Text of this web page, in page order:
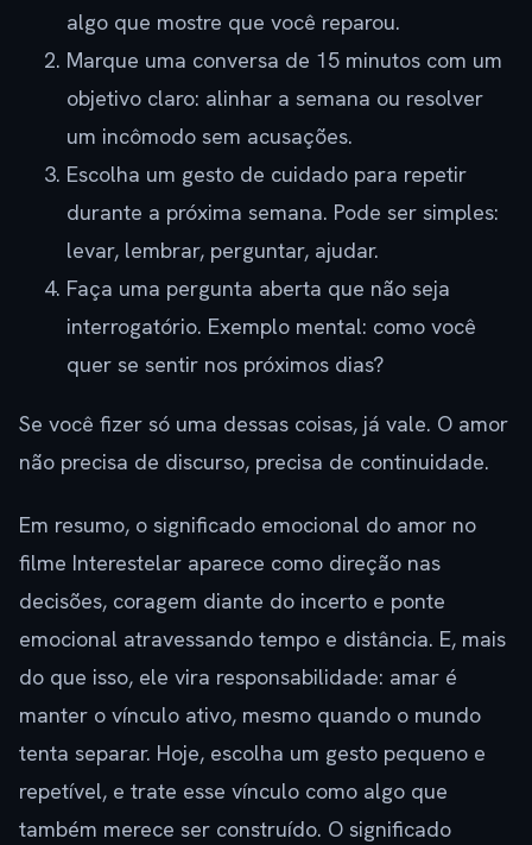
algo que mostre que você reparou.
Marque uma conversa de 15 minutos com um
objetivo claro: alinhar a semana ou resolver
um incômodo sem acusações.
Escolha um gesto de cuidado para repetir
durante a próxima semana. Pode ser simples:
levar, lembrar, perguntar, ajudar.
Faça uma pergunta aberta que não seja
interrogatório. Exemplo mental: como você
quer se sentir nos próximos dias?
Se você fizer só uma dessas coisas, já vale. O amor
não precisa de discurso, precisa de continuidade.
Em resumo, o significado emocional do amor no
filme Interestelar aparece como direção nas
decisões, coragem diante do incerto e ponte
emocional atravessando tempo e distância. E, mais
do que isso, ele vira responsabilidade: amar é
manter o vínculo ativo, mesmo quando o mundo
tenta separar. Hoje, escolha um gesto pequeno e
repetível, e trate esse vínculo como algo que
também merece ser construído. O significado